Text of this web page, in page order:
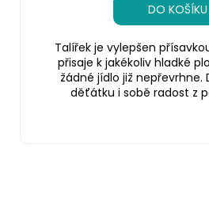
DO KOŠÍKU
Talířek je vylepšen
přisaje k jakékoliv hladké
žádné jídlo již nepřevrhne.
děťátku i sobě radost z